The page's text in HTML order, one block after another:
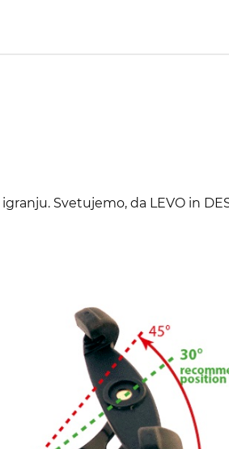
Svetujemo, da LEVO in